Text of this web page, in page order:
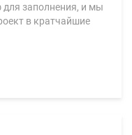
заполнения, и мы
в кратчайшие